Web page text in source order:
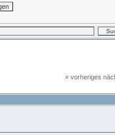
« vorheriges